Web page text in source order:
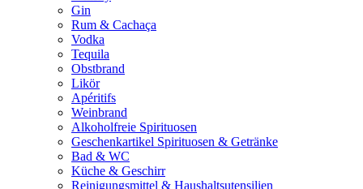
Gin
Rum & Cachaça
Vodka
Tequila
Obstbrand
Likör
Apéritifs
Weinbrand
Alkoholfreie Spirituosen
Geschenkartikel Spirituosen & Getränke
Bad & WC
Küche & Geschirr
Reinigungsmittel & Haushaltsutensilien